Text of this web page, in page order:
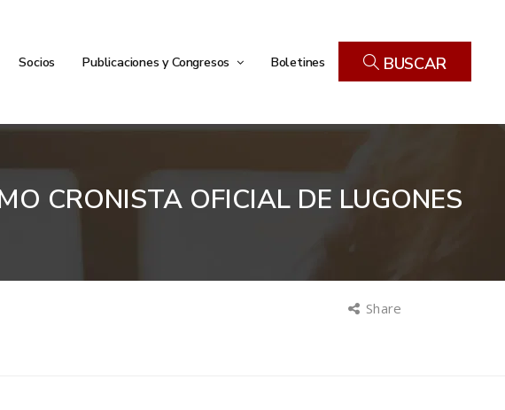
Socios Publicaciones y Congresos Boletines BUSCAR
CRONISTA OFICIAL DE LUGONES
Share